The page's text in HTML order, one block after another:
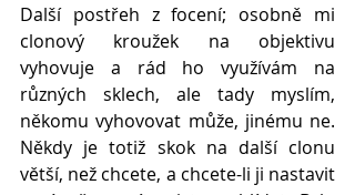
Další postřeh z focení; osobně mi
clonový kroužek na objektivu
vyhovuje a rád ho využívám na
různých sklech, ale tady myslím,
někomu vyhovovat může, jinému ne.
Někdy je totiž skok na další clonu
větší, než chcete, a chcete-li ji nastavit